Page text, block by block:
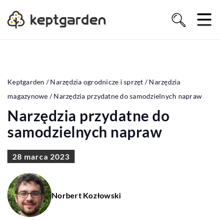
Keptgarden /Narzędzia ogrodnicze i sprzęt /Narzędzia
magazynowe /Narzędzia przydatne do samodzielnych napraw
Narzędzia przydatne do
samodzielnych napraw
28 marca 2023
Norbert Kozłowski